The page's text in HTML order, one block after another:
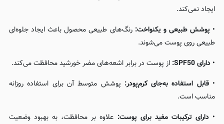
ایجاد نمی‌کند.
• پوشش طبیعی و یکنواخت: رنگ‌های طبیعی محصول باعث ایجاد جلوه‌ای
طبیعی روی پوست می‌شوند.
• دارای SPF50:
از پوست در برابر اشعه‌های مضر خورشید محافظت می‌کند.
•قابل استفاده به‌جای کرم‌پودر: پوشش متوسط آن برای استفاده روزانه
مناسب است.
•دارای ترکیبات مفید برای پوست: علاوه بر محافظت، به بهبود وضعیت